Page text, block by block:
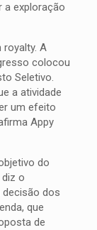
a exploração
royalty. A
colocou
Seletivo.
a atividade
um efeito
Appy
do
o
dos
que
de